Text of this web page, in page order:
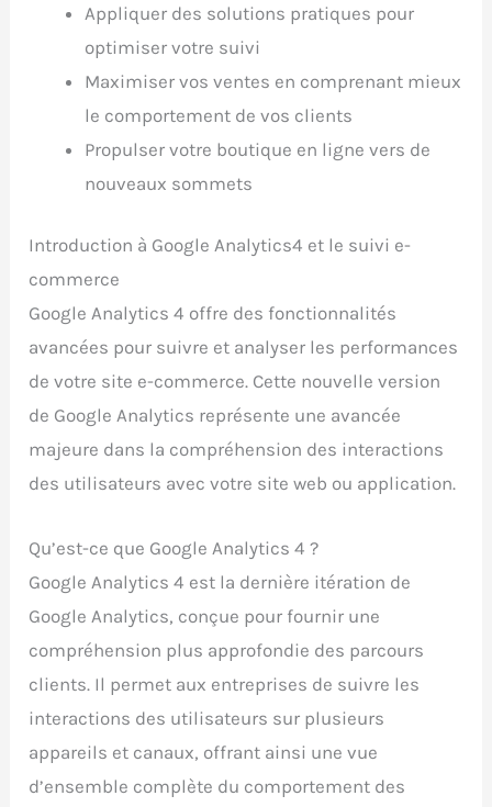
Appliquer des solutions pratiques pour
optimiser votre suivi
Maximiser vos ventes en comprenant mieux
le comportement de vos clients
Propulser votre boutique en ligne vers de
nouveaux sommets
Introduction à Google Analytics4 et le suivi e-
commerce
Google Analytics 4 offre des fonctionnalités
avancées pour suivre et analyser les performances
de votre site e-commerce. Cette nouvelle version
de Google Analytics représente une avancée
majeure dans la compréhension des interactions
des utilisateurs avec votre site web ou application.
Qu’est-ce que Google Analytics 4 ?
Google Analytics 4 est la dernière itération de
Google Analytics, conçue pour fournir une
compréhension plus approfondie des parcours
clients. Il permet aux entreprises de suivre les
interactions des utilisateurs sur plusieurs
appareils et canaux, offrant ainsi une vue
d’ensemble complète du comportement des